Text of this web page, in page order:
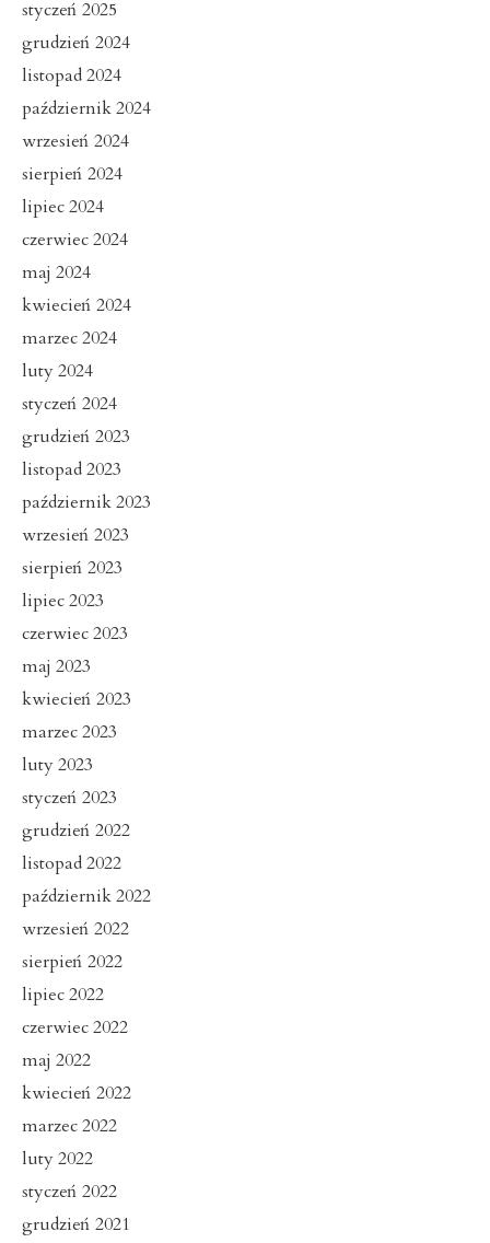
styczeń 2025
grudzień 2024
listopad 2024
październik 2024
wrzesień 2024
sierpień 2024
lipiec 2024
czerwiec 2024
maj 2024
kwiecień 2024
marzec 2024
luty 2024
styczeń 2024
grudzień 2023
listopad 2023
październik 2023
wrzesień 2023
sierpień 2023
lipiec 2023
czerwiec 2023
maj 2023
kwiecień 2023
marzec 2023
luty 2023
styczeń 2023
grudzień 2022
listopad 2022
październik 2022
wrzesień 2022
sierpień 2022
lipiec 2022
czerwiec 2022
maj 2022
kwiecień 2022
marzec 2022
luty 2022
styczeń 2022
grudzień 2021